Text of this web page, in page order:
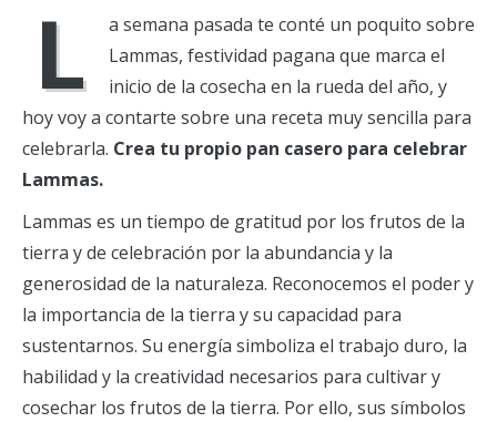
L
a semana pasada te conté un poquito sobre
Lammas, festividad pagana que marca el
inicio de la cosecha en la rueda del año, y
hoy voy a contarte sobre una receta muy sencilla para
celebrarla. Crea tu propio pan casero para celebrar
Lammas.
Lammas es un tiempo de gratitud por los frutos de la
tierra y de celebración por la abundancia y la
generosidad de la naturaleza. Reconocemos el poder y
la importancia de la tierra y su capacidad para
sustentarnos. Su energía simboliza el trabajo duro, la
habilidad y la creatividad necesarios para cultivar y
cosechar los frutos de la tierra. Por ello, sus símbolos